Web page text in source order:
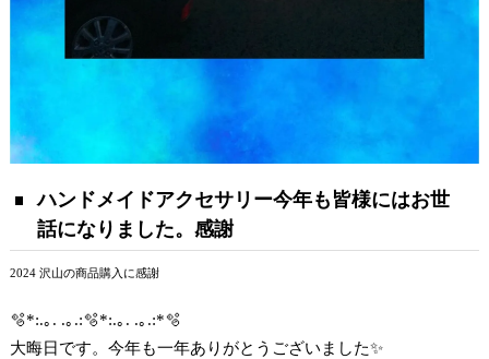
ハンドメイドアクセサリー今年も皆様にはお世
話になりました。感謝
2024 沢山の商品購入に感謝
🫧*:.｡. .｡.:🫧*:.｡. .｡.:*🫧
大晦日です。今年も一年ありがとうございました✨